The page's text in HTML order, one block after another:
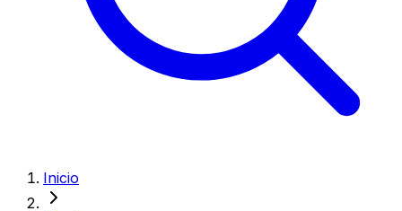
Inicio